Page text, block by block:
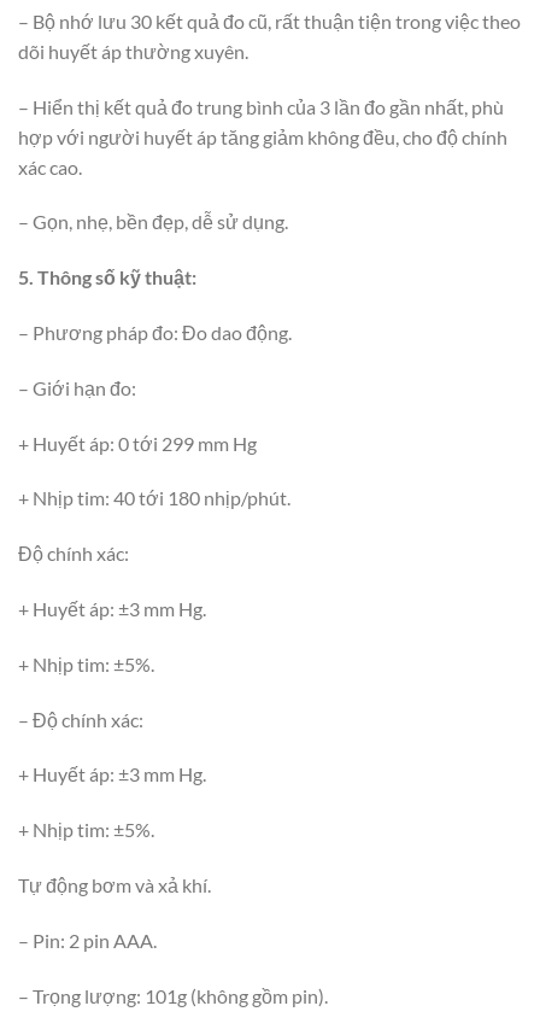
– Bộ nhớ lưu 30 kết quả đo cũ, rất thuận tiện trong việc theo
dõi huyết áp thường xuyên.
– Hiển thị kết quả đo trung bình của 3 lần đo gần nhất, phù
hợp với người huyết áp tăng giảm không đều, cho độ chính
xác cao.
– Gọn, nhẹ, bền đẹp, dễ sử dụng.
5. Thông số kỹ thuật:
– Phương pháp đo: Đo dao động.
– Giới hạn đo:
+ Huyết áp: 0 tới 299 mm Hg
+ Nhịp tim: 40 tới 180 nhịp/phút.
Độ chính xác:
+ Huyết áp: ±3 mm Hg.
+ Nhịp tim: ±5%.
– Độ chính xác:
+ Huyết áp: ±3 mm Hg.
+ Nhịp tim: ±5%.
Tự động bơm và xả khí.
– Pin: 2 pin AAA.
– Trọng lượng: 101g (không gồm pin).